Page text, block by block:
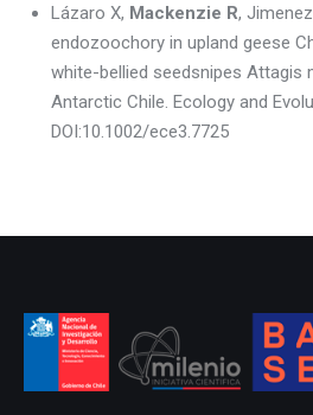
Lázaro X, Mackenzie R,
endozoochory in upland geese
white-bellied seedsnipes Attagis
Antarctic Chile. Ecology and
DOI:10.1002/ece3.7725